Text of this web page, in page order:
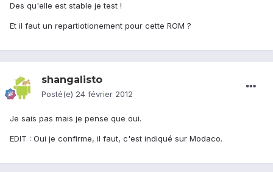
Des qu'elle est stable je test !
Et il faut un repartiotionement pour cette ROM ?
shangalisto
Posté(e) 24 février 2012
Je sais pas mais je pense que oui.
EDIT : Oui je confirme, il faut, c'est indiqué sur Modaco.